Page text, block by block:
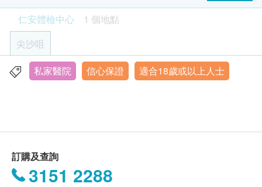
高密度膽固醇
低密度膽固醇
三酸甘油脂
糖尿
中性白血球
淋巴性白血球
糖化血色素
反映抽血前三個月的平均血糖值,掌握較長時間的血糖控制情況
比空腹血糖更能反映長期血糖控制
HK$
甲種胚胎蛋白 - 肝癌指標
助早期發現肝癌，可配合超聲波檢查更全面，指數高需進一步
率、谷草轉氨酶、谷丙轉氨酶、鹼性磷酸酶、丙種谷氨酰轉肽
酶、總膽紅素
HK$617.0
亦可在訂單確認後1個工作天致電該中心預約 (電話：
2682 2313)。
年齡
一般健康檢查計劃只適用於18歲或以上之人士 (疫苗
計劃除外)
報告
仁安體檢中心
1 個地點
尖沙咀
九龍尖沙咀中間道15號 H Zentre 9樓
查詢電話：2682 2313/WhatsApp：9132 9287
電郵：mhcc@union.org
私家醫院 信心保證 適合18歲或以上人士
訂購及查詢
3151 2288